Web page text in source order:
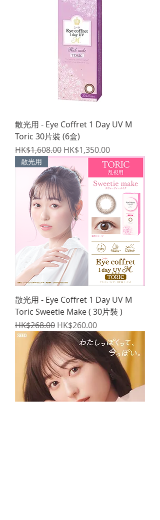
散光用 - Eye Coffret 1 Day UV M
Toric 30片裝 (6盒)
一般價格
HK$1,608.00 促銷價格
HK$1,350.00
散光用
散光用 - Eye Coffret 1 Day UV M
Toric Sweetie Make ( 30片裝 )
一般價格
HK$268.00 促銷價格
HK$260.00